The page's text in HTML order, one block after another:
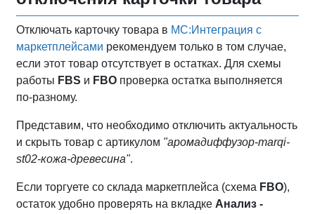
Отключать карточку товара в МС:Интеграция с
маркетплейсами рекомендуем только в том случае,
если этот товар отсутствует в остатках. Для схемы
работы FBS и FBO проверка остатка выполняется
по-разному.
Представим, что необходимо отключить актуальность
и скрыть товар с артикулом "аромадиффузор-marqi-
st02-кожа-древесина".
Если торгуете со склада маркетплейса (схема FBO),
остаток удобно проверять на вкладке Анализ -